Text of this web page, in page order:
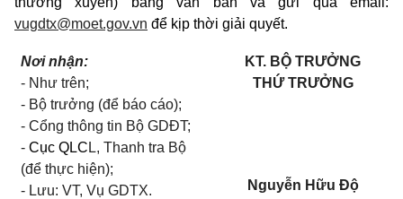
vugdtx@moet.gov.vn để kịp thời giải quyết.
Nơi nhận:
- Như trên;
- Bộ trưởng (để báo cáo);
- Cổng thông tin Bộ GDĐT;
-Cục QLC L, Thanh tra Bộ
(để thực hiện);
- Lưu: VT, Vụ GDTX.
KT. BỘ TRƯỞNG
THỨ TRƯỞNG
Nguyễn Hữu Độ